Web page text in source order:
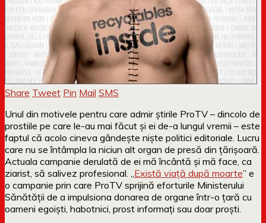
Share Tweet Pin Mail SMS
Unul din motivele pentru care admir știrile ProTV – dincolo de
prostiile pe care le-au mai făcut și ei de-a lungul vremii – este
faptul că acolo cineva gândește niște politici editoriale. Lucru
care nu se întâmpla la niciun alt organ de presă din țărișoară.
Actuala campanie derulată de ei mă încântă și mă face, ca
ziarist, să salivez profesional. „ Există viață după moarte” e
o campanie prin care ProTV sprijină eforturile Ministerului
Sănătății de a impulsiona donarea de organe într-o țară cu
oameni egoiști, habotnici, prost informați sau doar proști.